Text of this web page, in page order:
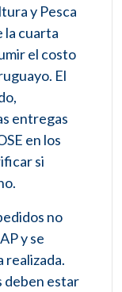
y Pesca
la cuarta
el costo
El
entregas
en los
si
no
y se
realizada.
deben estar